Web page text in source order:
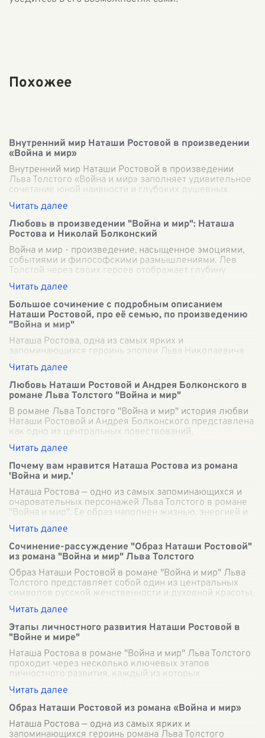
Похожее
Внутренний мир Наташи Ростовой в произведении
«Война и мир»
Внутренний мир Наташи Ростовой в произведении
Льва Толстого «Война и мир» заполняет удивительное
сочетание юной наивности и глубоких душевных
переживаний. Наташа — это воплощение м
Любовь в произведении "Война и мир": Наташа
Ростова и Николай Болконский
Война и мир - произведение, насыщенное эмоциями,
событиями и философскими размышлениями. Лев
Толстой через своих героев отображает глубину
человеческих чувств и взаимоотношений. Ср
Большое сочинение с подробным описанием
Наташи Ростовой, про её семью, по произведению
"Война и мир"
Наташа Ростова, одна из самых ярких и
запоминающихся героинь эпопеи Льва Николаевича
Толстого "Война и мир", предстает перед нами
молодой, искренней и порывистой девушкой. Её
образ...
Любовь Наташи Ростовой и Андрея Болконского в
романе Льва Толстого "Война и мир"
В романе Льва Толстого "Война и мир" история любви
Наташи Ростовой и Андрея Болконского представлена
как одно из центральных повествований,
раскрывающих сложность человеческих чувс
Почему вам нравится Наташа Ростова из романа
'Война и мир.'
Наташа Ростова — одно из самых запоминающихся и
очаровательных персонажей Льва Толстого в романе
"Война и мир". Ее образ наполнен жизнью, энергией и
искренностью, которая мгновенно
Сочинение-рассуждение "Образ Наташи Ростовой"
из романа "Война и мир" Льва Толстого
Образ Наташи Ростовой в романе "Война и мир" Льва
Толстого представляет собой один из центральных
символов русской женственности и духовной красоты.
Толстой изобразил Наташу Ростов
Этапы личностного развития Наташи Ростовой в
"Войне и мире"
Наташа Ростова в романе "Война и мир" Льва Толстого
проходит через несколько ключевых этапов
личностного развития, каждый из которых
существенно влияет на её характер и мировоззрен
Образ Наташи Ростовой из романа «Война и мир»
Наташа Ростова — одна из самых ярких и
запоминающихся героинь романа Льва Толстого